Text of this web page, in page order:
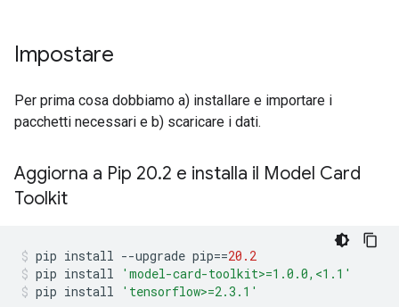
Impostare
Per prima cosa dobbiamo a) installare e importare i
pacchetti necessari e b) scaricare i dati.
Aggiorna a Pip 20.2 e installa il Model Card
Toolkit
pip install --upgrade pip==20.2
pip install
'model-card-toolkit>=1.0.0,<1.1'
pip install
'tensorflow>=2.3.1'